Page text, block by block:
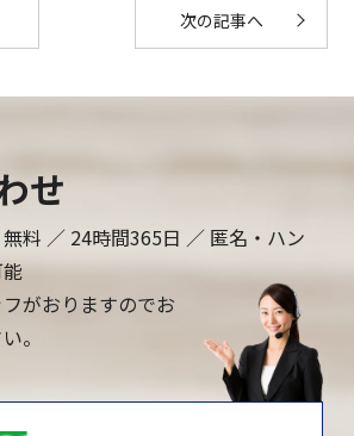
次の記事へ
せ
料 ／ 24時間365日 ／ 匿名・ハン
がおりますのでお
。